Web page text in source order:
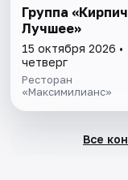
Группа
Лучшее»
15 октября 2026 •
четверг
Ресторан
«Максимилианс»
Все